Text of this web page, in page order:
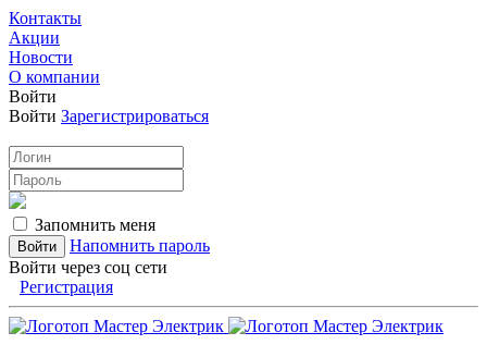
Контакты
Акции
Новости
О компании
Войти
Войти Зарегистрироваться
Запомнить меня
Напомнить пароль
Войти через соц сети
Регистрация